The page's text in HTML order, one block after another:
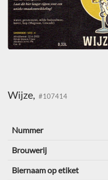
Wijze, #107414
Nummer
Brouwerij
Biernaam op etiket